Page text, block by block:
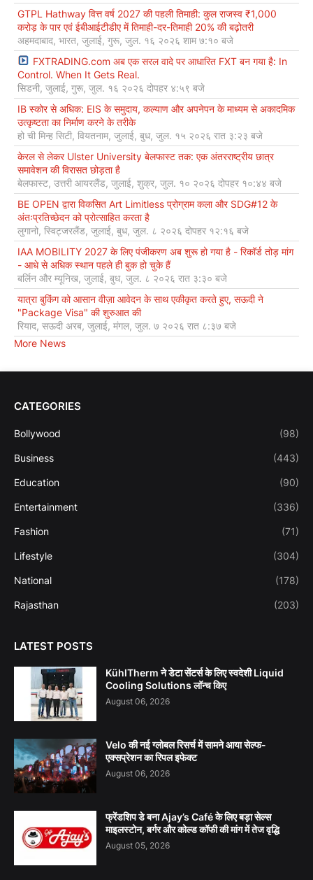
GTPL Hathway वित्त वर्ष 2027 की पहली तिमाही: कुल राजस्व ₹1,000
करोड़ के पार एवं ईबीआईटीडीए में तिमाही-दर-तिमाही 20% की बढ़ोतरी
अहमदाबाद, भारत, जुलाई, गुरू, जुल. १६ २०२६ शाम ७:१० बजे
FXTRADING.com अब एक सरल वादे पर आधारित FXT बन गया है: In
Control. When It Gets Real.
सिडनी, जुलाई, गुरू, जुल. १६ २०२६ दोपहर ४:५९ बजे
IB स्कोर से अधिक: EIS के समुदाय, कल्याण और अपनेपन के माध्यम से अकादमिक
उत्कृष्टता का निर्माण करने के तरीके
हो ची मिन्ह सिटी, वियतनाम, जुलाई, बुध, जुल. १५ २०२६ रात ३:२३ बजे
केरल से लेकर Ulster University बेलफास्ट तक: एक अंतरराष्ट्रीय छात्र
समावेशन की विरासत छोड़ता है
बेलफास्ट, उत्तरी आयरलैंड, जुलाई, शुक्र, जुल. १० २०२६ दोपहर १०:४४ बजे
BE OPEN द्वारा विकसित Art Limitless प्रोग्राम कला और SDG#12 के
अंतःप्रतिच्छेदन को प्रोत्साहित करता है
लुगानो, स्विट्जरलैंड, जुलाई, बुध, जुल. ८ २०२६ दोपहर १२:१६ बजे
IAA MOBILITY 2027 के लिए पंजीकरण अब शुरू हो गया है - रिकॉर्ड तोड़ मांग
- आधे से अधिक स्थान पहले ही बुक हो चुके हैं
बर्लिन और म्यूनिख, जुलाई, बुध, जुल. ८ २०२६ रात ३:३० बजे
यात्रा बुकिंग को आसान वीज़ा आवेदन के साथ एकीकृत करते हुए, सऊदी ने
"Package Visa" की शुरुआत की
रियाद, सऊदी अरब, जुलाई, मंगल, जुल. ७ २०२६ रात ८:३७ बजे
More News
CATEGORIES
Bollywood (98)
Business (443)
Education (90)
Entertainment (336)
Fashion (71)
Lifestyle (304)
National (178)
Rajasthan (203)
LATEST POSTS
KühlTherm ने डेटा सेंटर्स के लिए स्वदेशी Liquid
Cooling Solutions लॉन्च किए
August 06, 2026
Velo की नई ग्लोबल रिसर्च में सामने आया सेल्फ-
एक्सप्रेशन का रिपल इफेक्ट
August 06, 2026
फ्रेंडशिप डे बना Ajay’s Café के लिए बड़ा सेल्स
माइलस्टोन, बर्गर और कोल्ड कॉफी की मांग में तेज वृद्धि
August 05, 2026